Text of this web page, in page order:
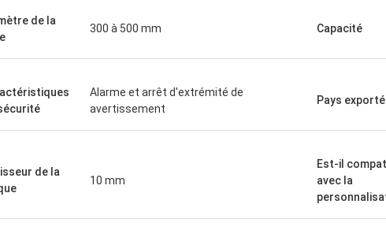
de la
300 à 500 mm Capacité
Alarme et arrêt d'extrémité de
avertissement
Pays
de la
10 mm
Est-il
avec la